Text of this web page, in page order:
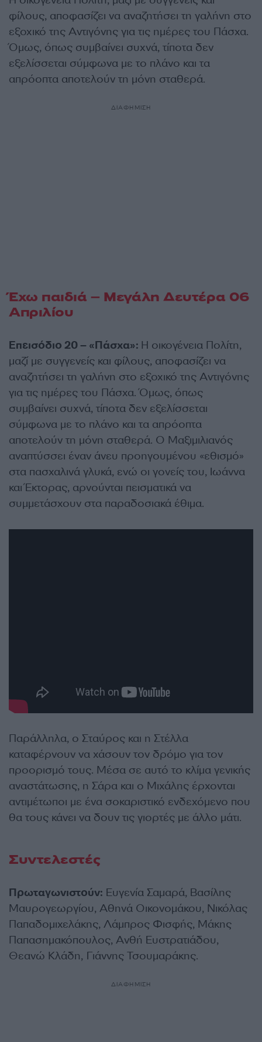
φίλους, αποφασίζει να αναζητήσει τη γαλήνη στο
εξοχικό της Αντιγόνης για τις ημέρες του Πάσχα.
Όμως, όπως συμβαίνει συχνά, τίποτα δεν
εξελίσσεται σύμφωνα με το πλάνο και τα
απρόοπτα αποτελούν τη μόνη σταθερά.
ΔΙΑΦΗΜΙΣΗ
Έχω παιδιά – Μεγάλη Δευτέρα 06
Απριλίου
Επεισόδιο 20 – «Πάσχα»: Η οικογένεια Πολίτη,
μαζί με συγγενείς και φίλους, αποφασίζει να
αναζητήσει τη γαλήνη στο εξοχικό της Αντιγόνης
για τις ημέρες του Πάσχα. Όμως, όπως
συμβαίνει συχνά, τίποτα δεν εξελίσσεται
σύμφωνα με το πλάνο και τα απρόοπτα
αποτελούν τη μόνη σταθερά. Ο Μαξιμιλιανός
αναπτύσσει έναν άνευ προηγουμένου «εθισμό»
στα πασχαλινά γλυκά, ενώ οι γονείς του, Ιωάννα
και Έκτορας, αρνούνται πεισματικά να
συμμετάσχουν στα παραδοσιακά έθιμα.
Παράλληλα, ο Σταύρος και η Στέλλα
καταφέρνουν να χάσουν τον δρόμο για τον
προορισμό τους. Μέσα σε αυτό το κλίμα γενικής
αναστάτωσης, η Σάρα και ο Μιχάλης έρχονται
αντιμέτωποι με ένα σοκαριστικό ενδεχόμενο που
θα τους κάνει να δουν τις γιορτές με άλλο μάτι.
Συντελεστές
Πρωταγωνιστούν: Ευγενία Σαμαρά, Βασίλης
Μαυρογεωργίου, Αθηνά Οικονομάκου, Νικόλας
Παπαδομιχελάκης, Λάμπρος Φισφής, Μάκης
Παπασημακόπουλος, Ανθή Ευστρατιάδου,
Θεανώ Κλάδη, Γιάννης Τσουμαράκης.
ΔΙΑΦΗΜΙΣΗ